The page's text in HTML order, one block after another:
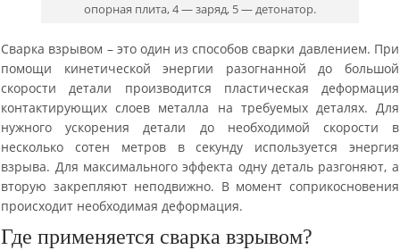
опорная плита, 4 — заряд, 5 — детонатор.
Сварка взрывом – это один из способов сварки давлением. При
помощи кинетической энергии разогнанной до большой
скорости детали производится пластическая деформация
контактирующих слоев металла на требуемых деталях. Для
нужного ускорения детали до необходимой скорости в
несколько сотен метров в секунду используется энергия
взрыва. Для максимального эффекта одну деталь разгоняют, а
вторую закрепляют неподвижно. В момент соприкосновения
происходит необходимая деформация.
Где применяется сварка взрывом?